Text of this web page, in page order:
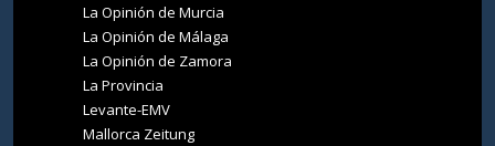
La Opinión de Murcia
La Opinión de Málaga
La Opinión de Zamora
La Provincia
Levante-EMV
Mallorca Zeitung